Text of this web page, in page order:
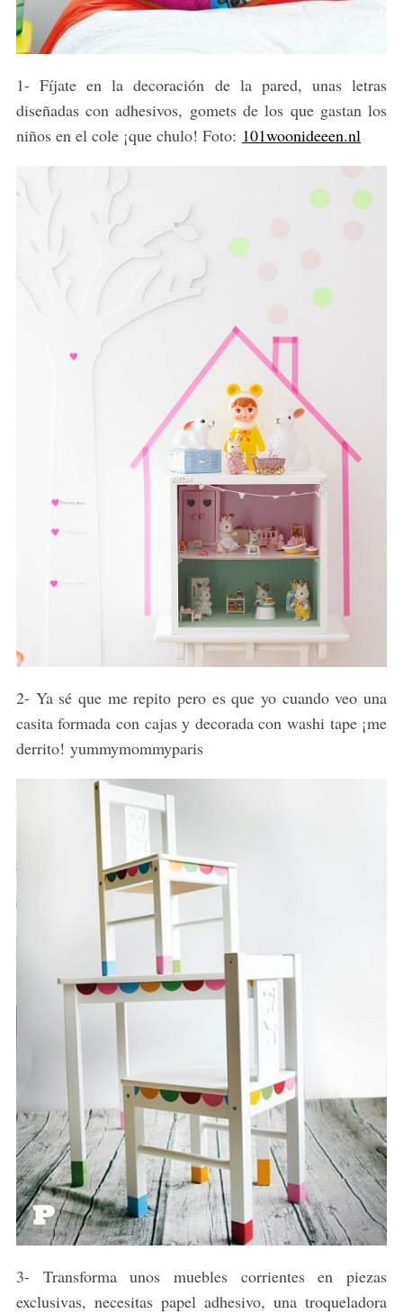
1- Fíjate en la decoración de la pared, unas letras
diseñadas con adhesivos, gomets de los que gastan los
niños en el cole ¡que chulo! Foto: 101woonideeen.nl
2- Ya sé que me repito pero es que yo cuando veo una
casita formada con cajas y decorada con washi tape ¡me
derrito! yummymommyparis
3- Transforma unos muebles corrientes en piezas
exclusivas, necesitas papel adhesivo, una troqueladora